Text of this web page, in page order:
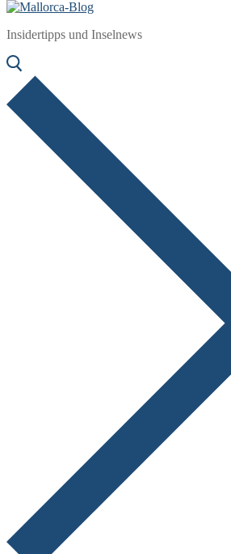
Insidertipps und Inselnews